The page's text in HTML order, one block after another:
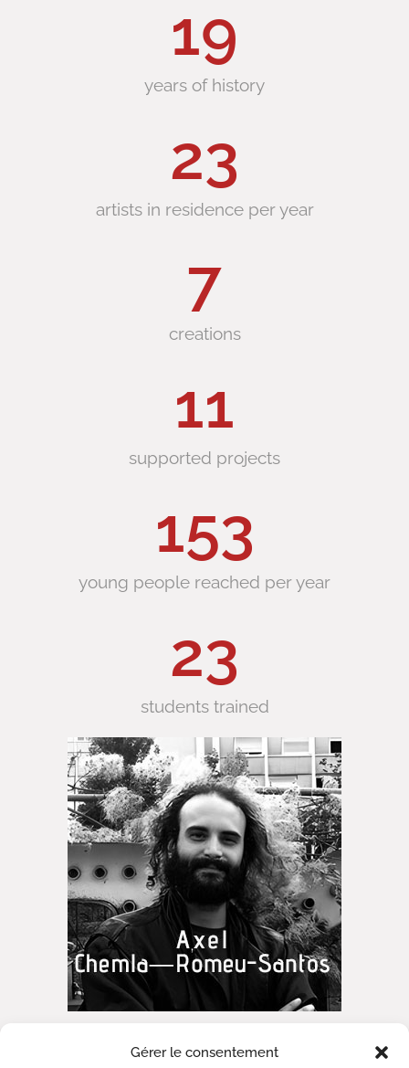
Gérer le consentement
years of history
25
artists in residence per year
29
creations
9
supported projects
14
young people reached per year
198
students trained
29